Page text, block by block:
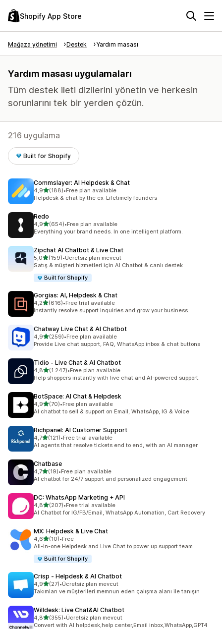
Shopify App Store
Mağaza yönetimi Destek Yardım masası
Yardım masası uygulamaları
Tüm destek ileti dizilerini yönetin ve herkesin
sorunlarını tek bir yerden çözün.
216 uygulama
Built for Shopify
Commslayer: AI Helpdesk & Chat
4,95 yıldız üzerinden
(188)
toplam 188 değerlendirme
•Free plan available
Helpdesk & chat by the ex-Lifetimely founders
Redo
4,95 yıldız üzerinden
(654)
toplam 654 değerlendirme
•Free plan available
Everything your brand needs. In one intelligent platform.
Zipchat AI Chatbot & Live Chat
5,05 yıldız üzerinden
(159)
toplam 159 değerlendirme
•Ücretsiz plan mevcut
Satış & müşteri hizmetleri için AI Chatbot & canlı destek
Built for Shopify
Gorgias: AI, Helpdesk & Chat
4,25 yıldız üzerinden
(616)
toplam 616 değerlendirme
•Free trial available
Instantly resolve support inquiries and grow your business.
Chatway Live Chat & AI Chatbot
4,95 yıldız üzerinden
(259)
toplam 259 değerlendirme
•Free plan available
Provide Live chat support, FAQ, WhatsApp inbox & chat buttons
Tidio ‑ Live Chat & AI Chatbot
4,85 yıldız üzerinden
(1.247)
toplam 1247 değerlendirme
•Free plan available
Help shoppers instantly with live chat and AI-powered support.
BotSpace: AI Chat & Helpdesk
4,95 yıldız üzerinden
(70)
toplam 70 değerlendirme
•Free plan available
AI chatbot to sell & support on Email, WhatsApp, IG & Voice
Richpanel: AI Customer Support
4,75 yıldız üzerinden
(121)
toplam 121 değerlendirme
•Free trial available
AI agents that resolve tickets end to end, with an AI manager
Chatbase
4,75 yıldız üzerinden
(19)
toplam 19 değerlendirme
•Free plan available
AI chatbot for 24/7 support and personalized engagement
DC: WhatsApp Marketing + API
4,85 yıldız üzerinden
(207)
toplam 207 değerlendirme
•Free trial available
AI Chatbot for IG/FB/Email, WhatsApp Automation, Cart Recovery
MX: Helpdesk & Live Chat
4,65 yıldız üzerinden
(10)
toplam 10 değerlendirme
•Free
All-in-one Helpdesk and Live Chat to power up support team
Built for Shopify
Crisp ‑ Helpdesk & AI Chatbot
4,95 yıldız üzerinden
(27)
toplam 27 değerlendirme
•Ücretsiz plan mevcut
Takımları ve müşterileri memnun eden çalışma alanı ile tanışın
Willdesk: Live Chat&AI Chatbot
4,85 yıldız üzerinden
(355)
toplam 355 değerlendirme
•Ücretsiz plan mevcut
Convert with AI helpdesk,help center,Email inbox,WhatsApp,GPT4